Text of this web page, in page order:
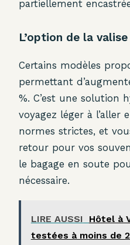
partiellement
L’option de la
Certains modèles
permettant
%. C’est une solution
voyagez léger à l’aller
normes strictes, et
retour pour vos
le bagage en soute
nécessaire.
LIRE AUSSI
Hôtel à
testées à moins de